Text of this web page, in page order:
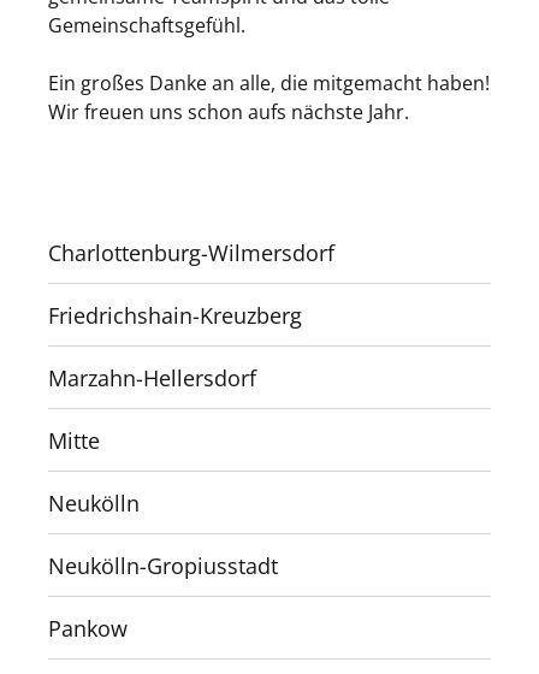
Gemeinschaftsgefühl.
Ein großes Danke an alle, die mitgemacht haben!
Wir freuen uns schon aufs nächste Jahr.
Charlottenburg-Wilmersdorf
Friedrichshain-Kreuzberg
Marzahn-Hellersdorf
Mitte
Neukölln
Neukölln-Gropiusstadt
Pankow